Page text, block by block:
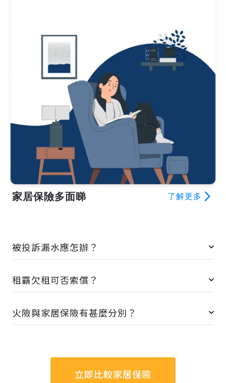
家居保險多面睇 了解更多 arrow_forward_ios
被投訴漏水應怎辦？
租霸欠租可否索償？
火險與家居保險有甚麼分別？
立即比較家居保險